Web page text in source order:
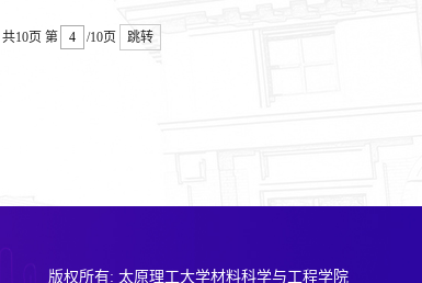
共10页 第 /10页 跳转
版权所有: 太原理工大学材料科学与工程学院